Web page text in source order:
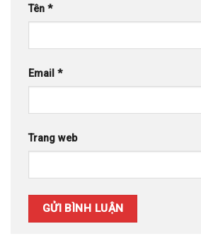
Tên *
Email *
Trang web